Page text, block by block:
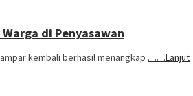
di Penyasawan
kembali berhasil menangkap ……Lanjut